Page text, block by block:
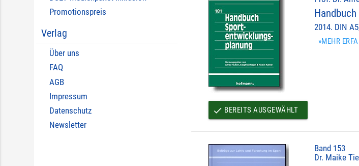
Promotionspreis
Verlag
Über uns
FAQ
AGB
Impressum
Datenschutz
Newsletter
2014. DIN
»MEHR
done BEREITS AUSGEWÄHLT
Band 153
Dr. Maike